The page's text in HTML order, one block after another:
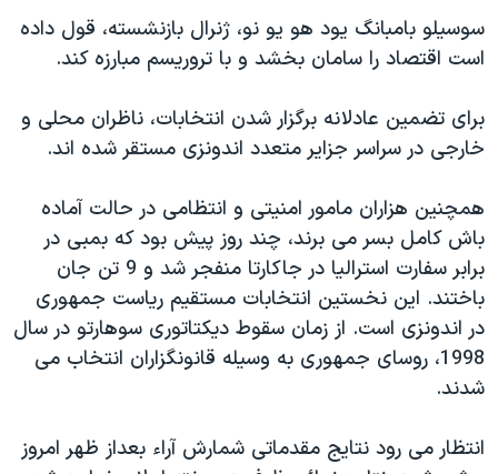
حقوق شهروندی
علم و فناوری
اسرائیل در جنگ
گالری عکس
آرشیو پخش زنده
انتخابات ریاست جمهوری آمریکا ۲۰۲۴
رمز مهسا
ورزش زنان در ایران
اعتراضات زن، زندگی، آزادی
مجموعه مستندهای دادخواهی
تریبونال مردمی آبان ۹۸
دادگاه حمید نوری
چهل سال گروگان‌گیری
قانون شفافیت دارائی کادر رهبری ایران
اعتراضات مردمی آبان ۹۸
زبانهای مختلف
سوسيلو بامبانگ يود هو يو نو، ژنرال بازنشسته، قول داده
است اقتصاد را سامان بخشد و با تروريسم مبارزه کند.
برای تضمين عادلانه برگزار شدن انتخابات، ناظران محلی و
خارجی در سراسر جزاير متعدد اندونزی مستقر شده اند.
همچنين هزاران مامور امنيتی و انتظامی در حالت آماده
باش کامل بسر می برند، چند روز پيش بود که بمبی در
برابر سفارت استراليا در جاکارتا منفجر شد و 9 تن جان
باختند. اين نخستين انتخابات مستقيم رياست جمهوری
در اندونزی است. از زمان سقوط ديکتاتوری سوهارتو در سال
1998، روسای جمهوری به وسيله قانونگزاران انتخاب می
شدند.
انتظار می رود نتايج مقدماتی شمارش آراء بعداز ظهر امروز